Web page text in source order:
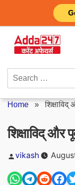
content
Search
Home »
शिक्षाविद् और
Posted
vikash